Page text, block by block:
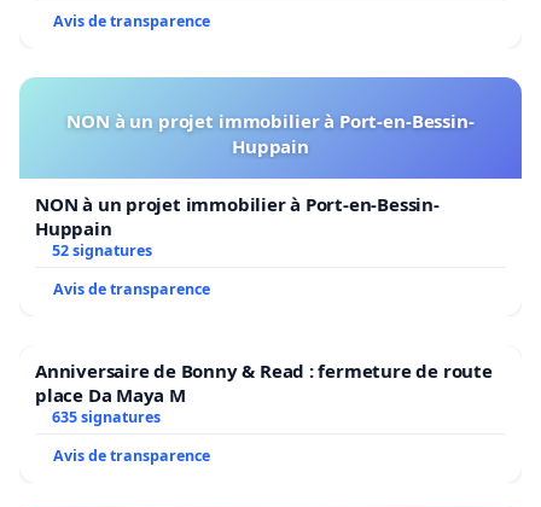
Avis de transparence
NON à un projet immobilier à Port-en-Bessin-
Huppain
NON à un projet immobilier à Port-en-Bessin-
Huppain
52 signatures
Avis de transparence
Anniversaire de Bonny & Read : fermeture de route
place Da Maya M
635 signatures
Avis de transparence